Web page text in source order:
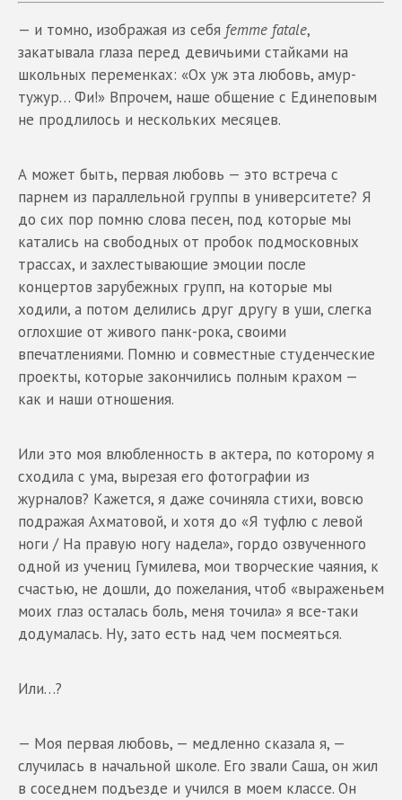
— и томно, изображая из себя femme fatale,
закатывала глаза перед девичьими стайками на
школьных переменках: «Ох уж эта любовь, амур-
тужур… Фи!» Впрочем, наше общение с Единеповым
не продлилось и нескольких месяцев.
А может быть, первая любовь — это встреча с
парнем из параллельной группы в университете? Я
до сих пор помню слова песен, под которые мы
катались на свободных от пробок подмосковных
трассах, и захлестывающие эмоции после
концертов зарубежных групп, на которые мы
ходили, а потом делились друг другу в уши, слегка
оглохшие от живого панк-рока, своими
впечатлениями. Помню и совместные студенческие
проекты, которые закончились полным крахом —
как и наши отношения.
Или это моя влюбленность в актера, по которому я
сходила с ума, вырезая его фотографии из
журналов? Кажется, я даже сочиняла стихи, вовсю
подражая Ахматовой, и хотя до «Я туфлю с левой
ноги / На правую ногу надела», гордо озвученного
одной из учениц Гумилева, мои творческие чаяния, к
счастью, не дошли, до пожелания, чтоб «выраженьем
моих глаз осталась боль, меня точила» я все-таки
додумалась. Ну, зато есть над чем посмеяться.
Или…?
— Моя первая любовь, — медленно сказала я, —
случилась в начальной школе. Его звали Саша, он жил
в соседнем подъезде и учился в моем классе. Он